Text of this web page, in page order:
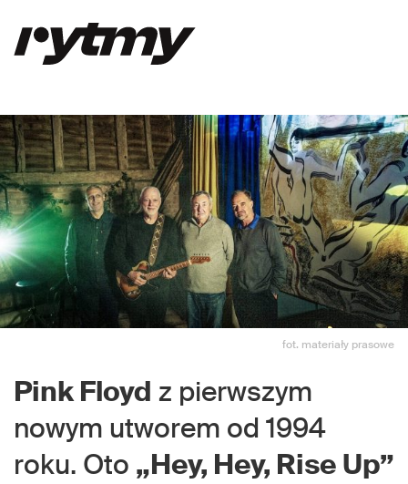
fot. materiały prasowe
Pink Floyd z pierwszym
nowym utworem od 1994
roku. Oto „Hey, Hey, Rise Up”